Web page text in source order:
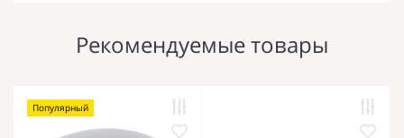
Рекомендуемые товары
Популярный